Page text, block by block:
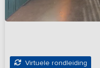
Virtuele rondleiding